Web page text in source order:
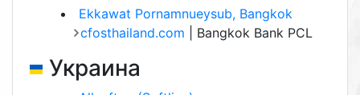
Ekkawat Pornamnueysub, Bangkok
cfosthailand.com
| Bangkok Bank PCL
Украина